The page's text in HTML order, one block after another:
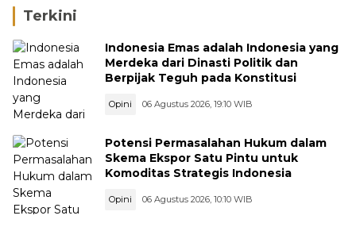
Beradab
Terkini
Indonesia Emas adalah Indonesia yang
Merdeka dari Dinasti Politik dan
Berpijak Teguh pada Konstitusi
Opini 06 Agustus 2026, 19:10 WIB
Potensi Permasalahan Hukum dalam
Skema Ekspor Satu Pintu untuk
Komoditas Strategis Indonesia
Opini 06 Agustus 2026, 10:10 WIB